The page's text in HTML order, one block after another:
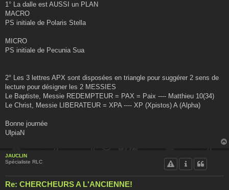
1° La dalle est AUSSI un PLAN
MACRO
PS initiale de Polaris Stella
MICRO
PS initiale de Pecunia Sua
2° Les 3 lettres APX sont disposées en triangle pour suggérer 2 sens de
lecture pour désigner les 2 MESSIES
Le Baptiste, Messie REDEMPTEUR = PAX = Paix ---- Matthieu 10(34)
Le Christ, Messie LIBERATEUR = XPA ---- XP (Xpistos) A (Alpha)
Bonne journée
UlpiaN
JAUCLIN
Spécialiste RLC
Re: CHERCHEURS A L'ANCIENNE!